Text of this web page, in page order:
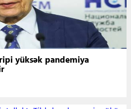
yüksək pandemiya